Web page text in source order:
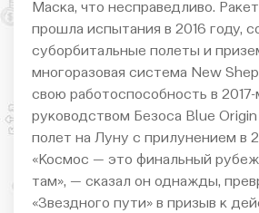
Маска, что несправедливо.
прошла испытания в 2016 году,
суборбитальные полеты и
многоразовая система New
свою работоспособность в
руководством Безоса Blue
полет на Луну с прилунением в
«Космос — это финальный
там», — сказал он однажды,
«Звездного пути» в призыв к